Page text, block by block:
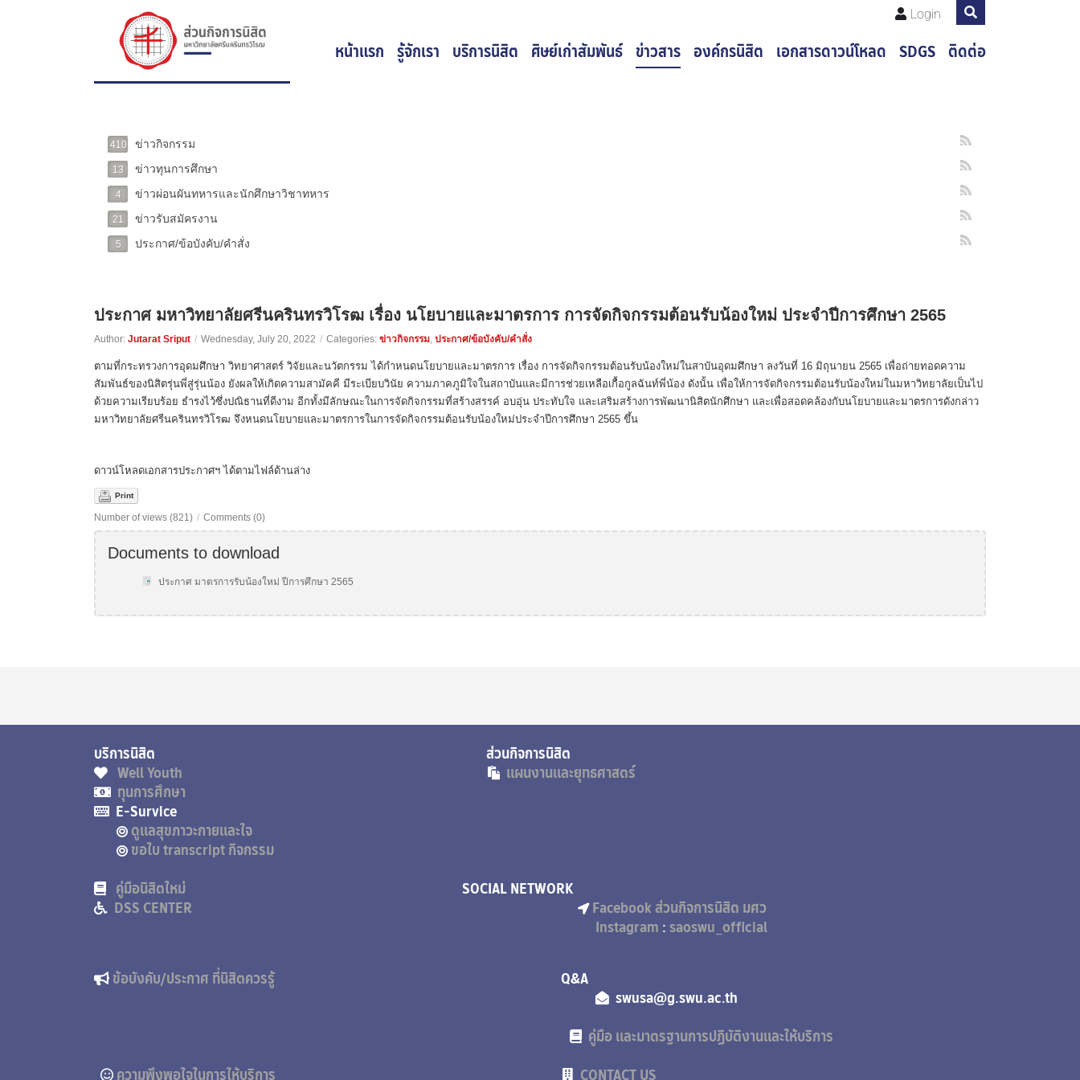
Login
หน้าแรก รู้จักเรา บริการนิสิต ศิษย์เก่าสัมพันธ์ ข่าวสาร องค์กรนิสิต เอกสารดาวน์โหลด SDGS ติดต่อ
410 ข่าวกิจกรรม
13 ข่าวทุนการศึกษา
4 ข่าวผ่อนผันทหารและนักศึกษาวิชาทหาร
21 ข่าวรับสมัครงาน
5 ประกาศ/ข้อบังคับ/คำสั่ง
ประกาศ มหาวิทยาลัยศรีนครินทรวิโรฒ เรื่อง นโยบายและมาตรการ การจัดกิจกรรมต้อนรับน้องใหม่ ประจำปีการศึกษา 2565
Author: Jutarat Sriput / Wednesday, July 20, 2022 / Categories: ข่าวกิจกรรม, ประกาศ/ข้อบังคับ/คำสั่ง
ตามที่กระทรวงการอุดมศึกษา วิทยาศาสตร์ วิจัยและนวัตกรรม ได้กำหนดนโยบายและมาตรการ เรื่อง การจัดกิจกรรมต้อนรับน้องใหม่ในสาบันอุดมศึกษา ลงวันที่ 16 มิถุนายน 2565 เพื่อถ่ายทอดความ
สัมพันธ์ของนิสิตรุ่นพี่สู่รุ่นน้อง ยังผลให้เกิดความสามัคคี มีระเบียบวินัย ความภาคภูมิใจในสถาบันและมีการช่วยเหลือเกื้อกูลฉันท์พี่น้อง ดังนั้น เพื่อให้การจัดกิจกรรมต้อนรับน้องใหม่ในมหาวิทยาลัยเป็นไป
ด้วยความเรียบร้อย ธำรงไว้ซึ่งปณิธานที่ดีงาม อีกทั้งมีลักษณะในการจัดกิจกรรมที่สร้างสรรค์ อบอุ่น ประทับใจ และเสริมสร้างการพัฒนานิสิตนักศึกษา และเพื่อสอดคล้องกับนโยบายและมาตรการดังกล่าว
มหาวิทยาลัยศรีนครินทรวิโรฒ จึงหนดนโยบายและมาตรการในการจัดกิจกรรมต้อนรับน้องใหม่ประจำปีการศึกษา 2565 ขึ้น
ดาวน์โหลดเอกสารประกาศฯ ได้ตามไฟล์ด้านล่าง
Print
Number of views (821) / Comments (0)
Documents to download
ประกาศ มาตรการรับน้องใหม่ ปีการศึกษา 2565
บริการนิสิต ส่วนกิจการนิสิต
Well Youth
แผนงานและยุทธศาสตร์
ทุนการศึกษา
E-Survice
ดูแลสุขภาวะกายและใจ
ขอใบ transcript กิจกรรม
คู่มือนิสิตใหม่
SOCIAL NETWORK
DSS CENTER
Facebook ส่วนกิจการนิสิต มศว
Instagram :saoswu_official
ข้อบังคับ/ประกาศ ที่นิสิตควรรู้
Q&A
swusa@g.swu.ac.th
คู่มือ และมาตรฐานการปฏิบัติงานและให้บริการ
ความพึงพอใจในการให้บริการ
CONTACT US